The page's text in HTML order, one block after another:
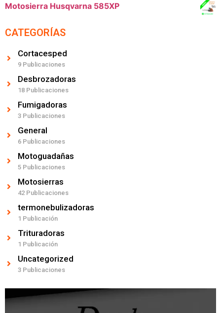
Motosierra Husqvarna 585XP
CATEGORÍAS
Cortacesped
9 Publicaciones
Desbrozadoras
18 Publicaciones
Fumigadoras
3 Publicaciones
General
6 Publicaciones
Motoguadañas
5 Publicaciones
Motosierras
42 Publicaciones
termonebulizadoras
1 Publicación
Trituradoras
1 Publicación
Uncategorized
3 Publicaciones